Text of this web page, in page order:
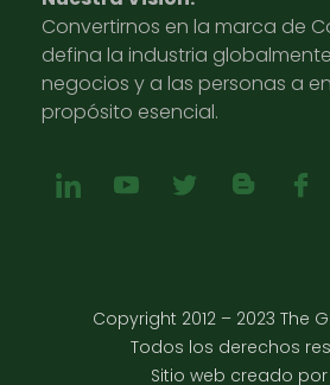
Convertirnos en la marca de
defina la industria
negocios y a las personas a
propósito esencial.
Copyright 2012 – 2023 The
Todos los derechos
Sitio web creado por